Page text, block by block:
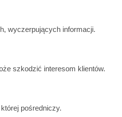
wyczerpujących informacji.
szkodzić interesom klientów.
pośredniczy.